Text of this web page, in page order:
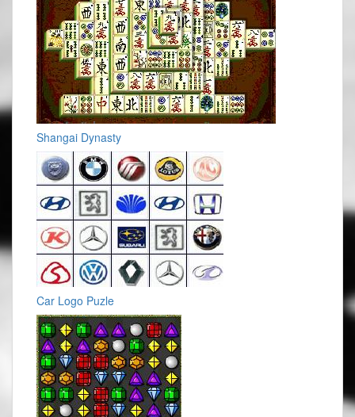
Shangai Dynasty
Car Logo Puzle